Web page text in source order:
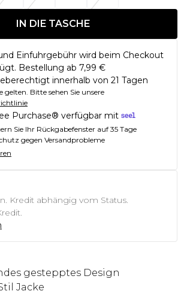
IN DIE TASCHE
Einfuhrgebühr wird beim Checkout
Bestellung ab 7,99 €
innerhalb von 21 Tagen
gelten. Bitte sehen Sie unsere
Purchase® verfügbar mit
Sie Ihr Rückgabefenster auf 35 Tage
gegen Versandprobleme
Kredit abhängig vom Status.
gestepptes Design
Jacke